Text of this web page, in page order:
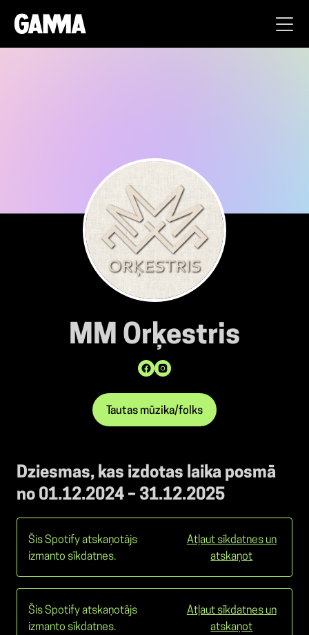
MM Orķestris
Tautas mūzika/folks
Dziesmas, kas izdotas laika posmā
no 01.12.2024 – 31.12.2025
Šis Spotify atskaņotājs
izmanto sīkdatnes.
Atļaut sīkdatnes un
atskaņot
Šis Spotify atskaņotājs
izmanto sīkdatnes.
Atļaut sīkdatnes un
atskaņot